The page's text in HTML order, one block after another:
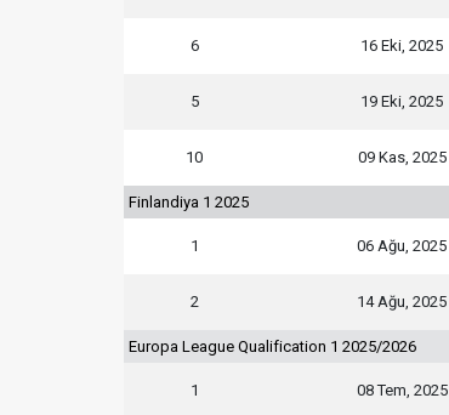
6 16 Eki, 2025
5 19 Eki, 2025
10 09 Kas, 2025
Finlandiya 1 2025
1 06 Ağu, 2025
2 14 Ağu, 2025
Europa League Qualification 1 2025/2026
1 08 Tem, 2025